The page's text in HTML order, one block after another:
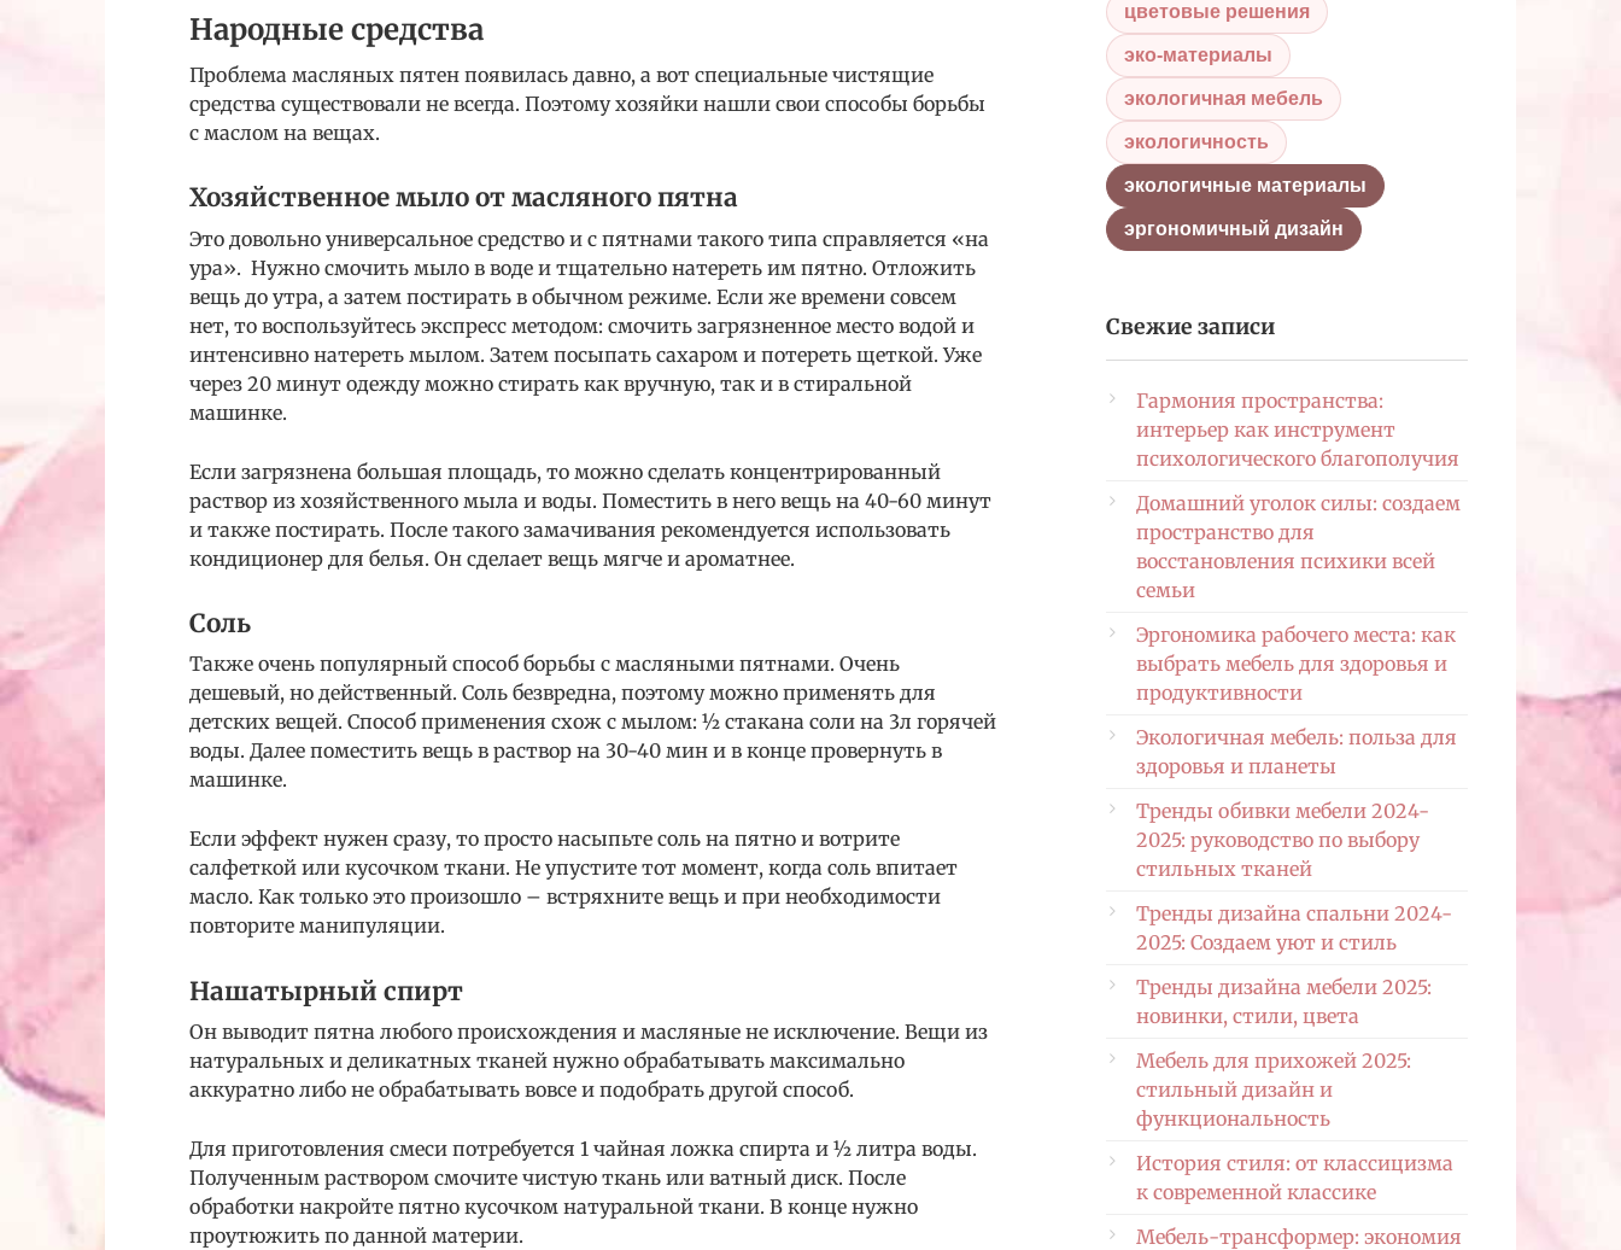
Народные средства
Проблема масляных пятен появилась давно, а вот специальные чистящие
средства существовали не всегда. Поэтому хозяйки нашли свои способы борьбы
с маслом на вещах.
Хозяйственное мыло от масляного пятна
Это довольно универсальное средство и с пятнами такого типа справляется «на
ура». Нужно смочить мыло в воде и тщательно натереть им пятно. Отложить
вещь до утра, а затем постирать в обычном режиме. Если же времени совсем
нет, то воспользуйтесь экспресс методом: смочить загрязненное место водой и
интенсивно натереть мылом. Затем посыпать сахаром и потереть щеткой. Уже
через 20 минут одежду можно стирать как вручную, так и в стиральной
машинке.
Если загрязнена большая площадь, то можно сделать концентрированный
раствор из хозяйственного мыла и воды. Поместить в него вещь на 40-60 минут
и также постирать. После такого замачивания рекомендуется использовать
кондиционер для белья. Он сделает вещь мягче и ароматнее.
Соль
Также очень популярный способ борьбы с масляными пятнами. Очень
дешевый, но действенный. Соль безвредна, поэтому можно применять для
детских вещей. Способ применения схож с мылом: ½ стакана соли на 3л горячей
воды. Далее поместить вещь в раствор на 30-40 мин и в конце провернуть в
машинке.
Если эффект нужен сразу, то просто насыпьте соль на пятно и вотрите
салфеткой или кусочком ткани. Не упустите тот момент, когда соль впитает
масло. Как только это произошло – встряхните вещь и при необходимости
повторите манипуляции.
Нашатырный спирт
Он выводит пятна любого происхождения и масляные не исключение. Вещи из
натуральных и деликатных тканей нужно обрабатывать максимально
аккуратно либо не обрабатывать вовсе и подобрать другой способ.
Для приготовления смеси потребуется 1 чайная ложка спирта и ½ литра воды.
Полученным раствором смочите чистую ткань или ватный диск. После
обработки накройте пятно кусочком натуральной ткани. В конце нужно
проутюжить по данной материи.
цветовые решения
эко-материалы
экологичная мебель
экологичность
экологичные материалы
эргономичный дизайн
Свежие записи
Гармония пространства:
интерьер как инструмент
психологического благополучия
Домашний уголок силы: создаем
пространство для
восстановления психики всей
семьи
Эргономика рабочего места: как
выбрать мебель для здоровья и
продуктивности
Экологичная мебель: польза для
здоровья и планеты
Тренды обивки мебели 2024-
2025: руководство по выбору
стильных тканей
Тренды дизайна спальни 2024-
2025: Создаем уют и стиль
Тренды дизайна мебели 2025:
новинки, стили, цвета
Мебель для прихожей 2025:
стильный дизайн и
функциональность
История стиля: от классицизма
к современной классике
Мебель-трансформер: экономия